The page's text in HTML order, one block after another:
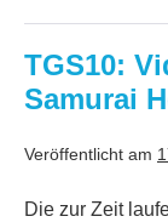
Strikers
TGS10:
Samurai
Veröffentlicht am
Die zur Zeit